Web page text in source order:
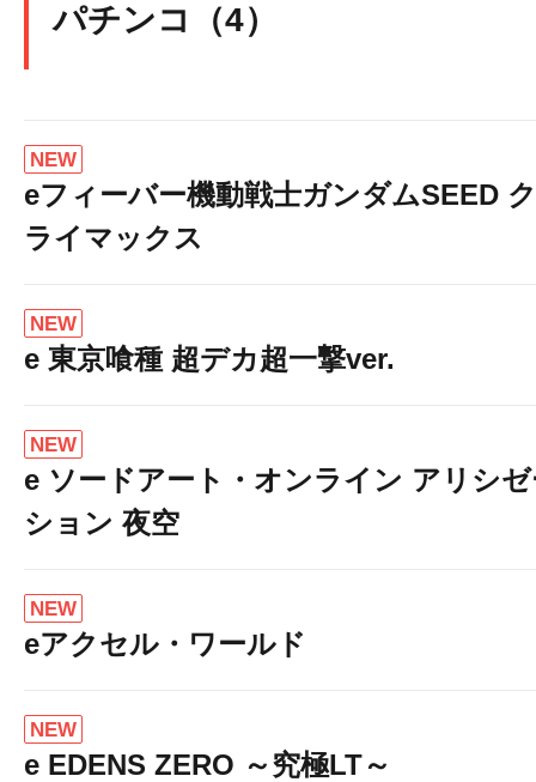
パチンコ（4）
NEW
eフィーバー機動戦士ガンダムSEED ク
ライマックス
NEW
e 東京喰種 超デカ超一撃ver.
NEW
e ソードアート・オンライン アリシ
ション 夜空
NEW
eアクセル・ワールド
NEW
e EDENS ZERO ～究極LT～